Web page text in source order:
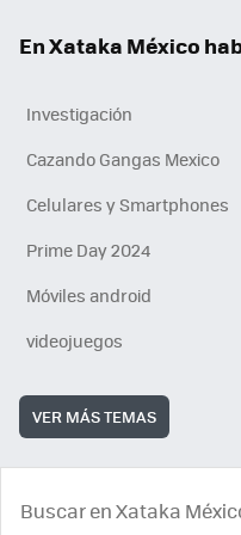
En Xataka México
Investigación
Cazando Gangas Mexico
Celulares y Smartphones
Prime Day 2024
Móviles android
videojuegos
VER MÁS TEMAS